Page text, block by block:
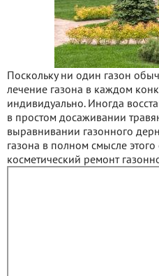
Поскольку ни один газон
лечение газона в каждом
индивидуально. Иногда
в простом досаживании
выравнивании газонного
газона в полном смысле этого
косметический ремонт